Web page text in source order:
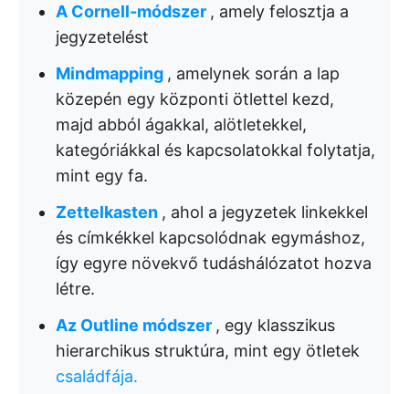
A Cornell-módszer , amely felosztja a
jegyzetelést
Mindmapping , amelynek során a lap
közepén egy központi ötlettel kezd,
majd abból ágakkal, alötletekkel,
kategóriákkal és kapcsolatokkal folytatja,
mint egy fa.
Zettelkasten , ahol a jegyzetek linkekkel
és címkékkel kapcsolódnak egymáshoz,
így egyre növekvő tudáshálózatot hozva
létre.
Az Outline módszer , egy klasszikus
hierarchikus struktúra, mint egy ötletek
családfája.